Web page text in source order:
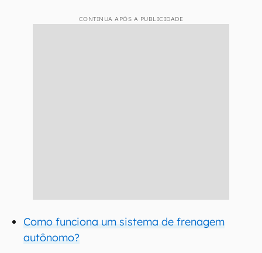
CONTINUA APÓS A PUBLICIDADE
Como funciona um sistema de frenagem
autônomo?